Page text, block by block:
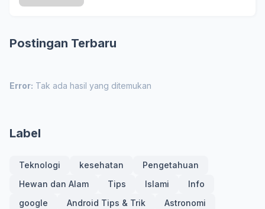
Postingan Terbaru
Error: Tak ada hasil yang ditemukan
Label
Teknologi kesehatan
Pengetahuan
Hewan dan Alam
Tips Islami
Info
google
Android Tips & Trik
Astronomi